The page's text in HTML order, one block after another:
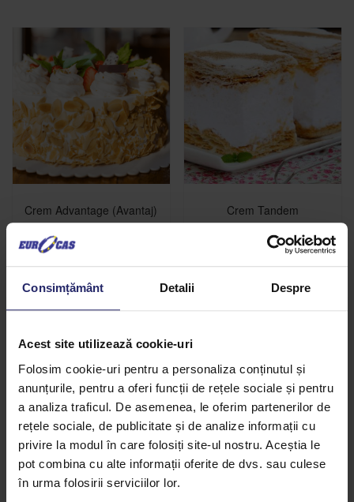
Consimțământ Detalii Despre
Acest site utilizează cookie-uri
Folosim cookie-uri pentru a personaliza conținutul și
anunțurile, pentru a oferi funcții de rețele sociale și pentru
a analiza traficul. De asemenea, le oferim partenerilor de
rețele sociale, de publicitate și de analize informații cu
privire la modul în care folosiți site-ul nostru. Aceștia le
pot combina cu alte informații oferite de dvs. sau culese
în urma folosirii serviciilor lor.
Crem Advantage (Avantaj)
Citește mai mult
Crem Tandem
Citește mai mult